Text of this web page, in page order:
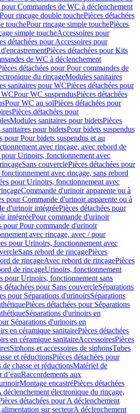
pour Commandes de WC à déclenchement
Pour rinçage double touchePièces détachées
touchePour rinçage simple touchePièces
simple toucheAccessoires pour
détachées pour Accessoires pour
Pièces détachées pour Kits
de WC à déclenchement
détachées pour Pour commandes de
du rinçageModules sanitaires
sanitaires pour WCPièces détachées pour
WCPour WC suspendusPièces détachées
Pour WC au solPièces détachées pour
Pièces détachées pour
Modules sanitaires pour bidetsPièces
pour bidetsPour bidets suspendus
pour Pour bidets suspendus et au
avec rinçage, avec rebord de
pour Urinoirs, fonctionnement avec
Sans couverclePièces détachées pour
avec rinçage, sans rebord
pour Urinoirs, fonctionnement avec
Commande d'urinoir apparente ou à
pour Commande d'urinoir apparente ou à
d'urinoir intégréePièces détachées pour
intégréePour commande d'urinoir
pour Pour commande d'urinoir
avec rinçage, avec / pour
pour Urinoirs, fonctionnement avec
Sans rebord de rinçagePièces
de rinçageAvec rebord de rinçagePièces
de rinçageUrinoirs, fonctionnement
pour Urinoirs, fonctionnement sans
détachées pour Sans couvercleSéparations
pour Séparations d'urinoirsSéparations
Pièces détachées pour Séparations
Séparations d'urinoirs en
Séparations d'urinoirs en
en céramique sanitairePièces détachées
en céramique sanitaireAccessoiresPièces
Siphons et accessoires de siphonsTubes
et réductionsPièces détachées pour
de chasse et réductionsMatériel de
d’eauRaccordements aux
Montage encastréPièces détachées
déclenchement électronique du rinçage,
détachées pour A déclenchement
sur secteurA déclenchement